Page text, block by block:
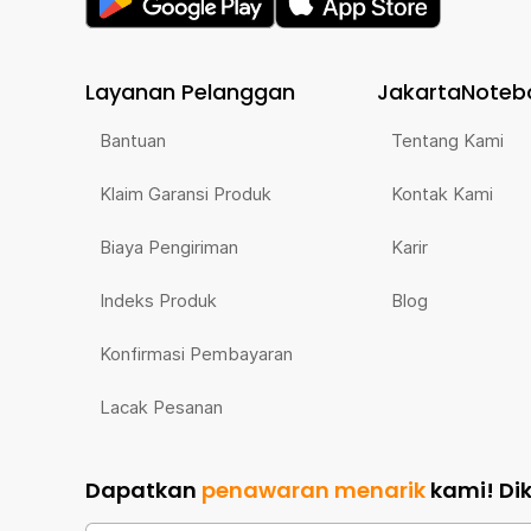
Layanan Pelanggan
Bantuan
Klaim Garansi Produk
Biaya Pengiriman
Indeks Produk
Konfirmasi Pembayaran
Lacak Pesanan
Tentang Kami
Kontak Kami
Karir
Blog
Dapatkan penawaran menarik kami!